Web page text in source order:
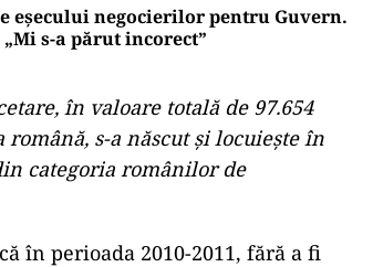
eșecului negocierilor pentru Guvern.
s-a părut incorect”
în valoare totală de 97.654
s-a născut şi locuieşte în
categoria românilor de
în perioada 2010-2011, fără a fi